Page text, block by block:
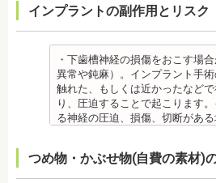
もあるため、心が起こることもあ
は、頬を噛んだり、熱いものを
らないため、口腔内を傷つける
さらに、麻酔によって悪心、嘔吐
虫歯・歯周病 ・矯正治療中、矯
ブラッシング（歯磨き）しにく
め、虫歯や歯周炎のリスクが高
を歯科医師より受けて 、毎日丁
科医師に相談しましょう。
いるため、金属アレルギーのあ
は、皮膚科で行われているパッ
アレルギー材料を特定し、歯科医
い。矯正装置を装着したあとに
にアレルギー症状が起きた場合
師の指示を仰いでください。
・矯正をしたい箇所に十分なス
で対処する場合やその他の対処策
ます。
・矯正装置を装着した直後や、
直後に痛みを感じることがあり
まる場合が多いです。また、冷
きにしみる「知覚過敏」があらわ
すが、基本的には数日で改善さ
場合は、歯科医師に相談しまし
いるため、金属アレルギーのあ
インプラントの副作用とリスク
・下歯槽神経の損傷をおこす場
異常や鈍麻）。インプラント手
触れた、もしくは近かったなど
り、圧迫することで起こります
る神経の圧迫、損傷、切断があ
・上あごにインプラントを埋め
る場合があります。手術した時
つめ物・かぶせ物(自費の素材)